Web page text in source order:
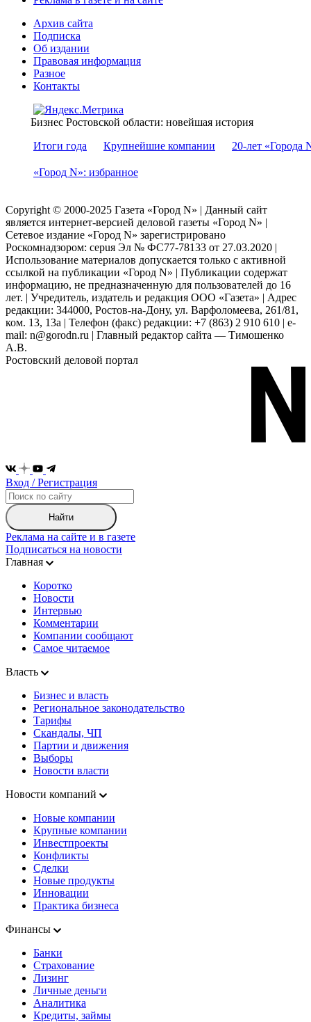
Архив сайта
Подписка
Об издании
Правовая информация
Разное
Контакты
Бизнес Ростовской области: новейшая история
Итоги года
Крупнейшие компании 20-лет «Города
«Город N»: избранное
Copyright © 2000-2025 Газета «Город N» | Данный сайт
является интернет-версией деловой газеты «Город N» |
Сетевое издание «Город N» зарегистрировано
Роскомнадзором: серuя Эл № ФС77-78133 от 27.03.2020 |
Использование материалов допускается только с активной
ссылкой на публикации «Город N» | Публикации содержат
информацию, не предназначенную для пользователей до 16
лет. | Учредитель, издатель и редакция ООО «Газета» | Адрес
редакции: 344000, Ростов-на-Дону, ул. Варфоломеева, 261/81,
ком. 13, 13а | Телефон (факс) редакции: +7 (863) 2 910 610 | e-
mail: n@gorodn.ru | Главный редактор сайта — Тимошенко
А.В.
Ростовский деловой портал
Вход / Регистрация
Найти
Реклама на сайте и в газете
Подписаться на новости
Главная
Коротко
Новости
Интервью
Комментарии
Компании сообщают
Самое читаемое
Власть
Бизнес и власть
Региональное законодательство
Тарифы
Скандалы, ЧП
Партии и движения
Выборы
Новости власти
Новости компаний
Новые компании
Крупные компании
Инвестпроекты
Конфликты
Сделки
Новые продукты
Инновации
Практика бизнеса
Финансы
Банки
Страхование
Лизинг
Личные деньги
Аналитика
Кредиты, займы